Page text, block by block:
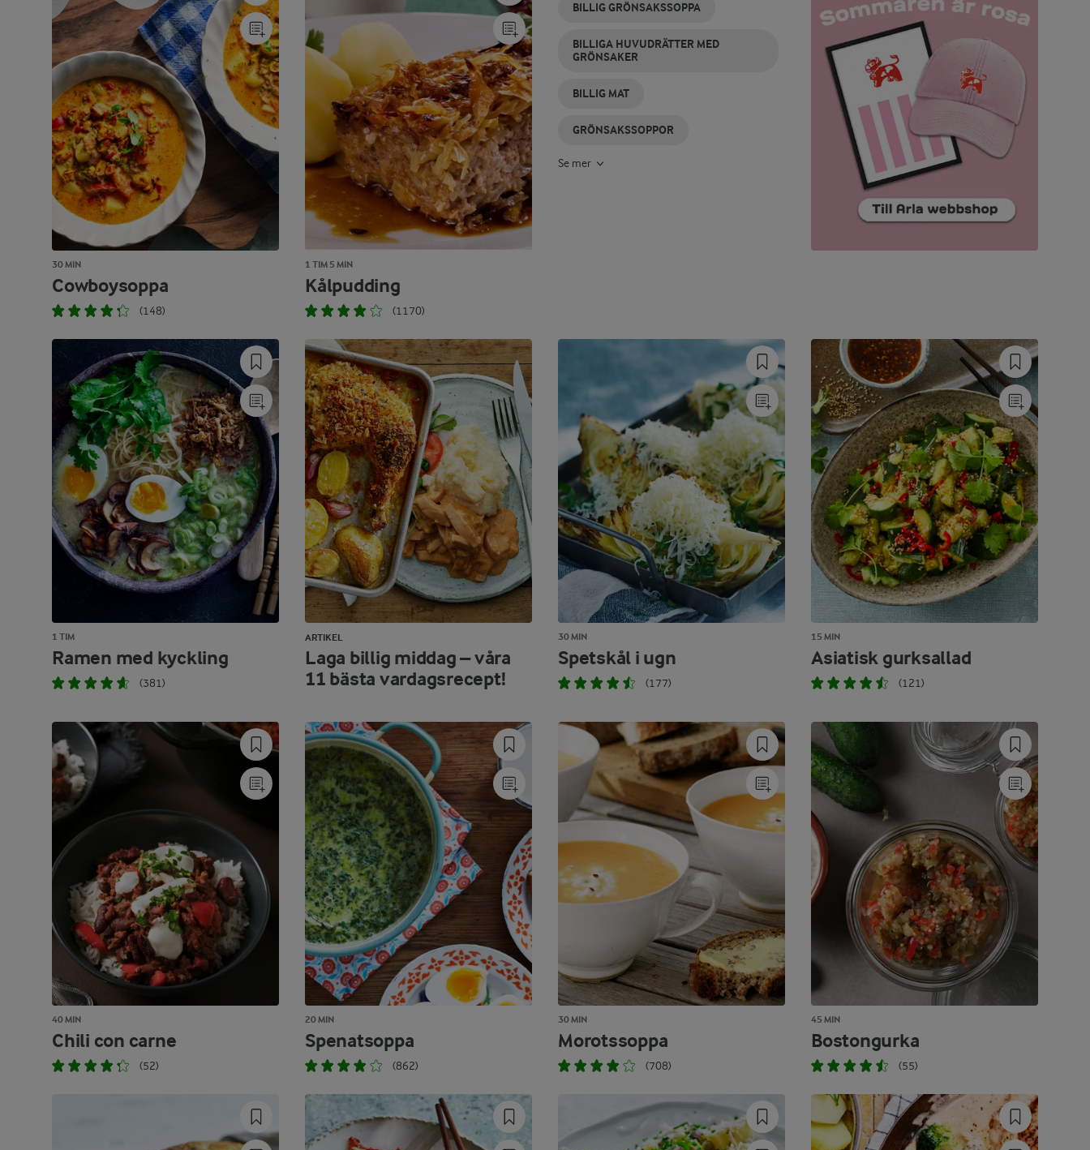
30 MIN
Cowboysoppa
(148)
1 TIM 5 MIN
Kålpudding
(1170)
BILLIG GRÖNSAKSSOPPA
BILLIGA HUVUDRÄTTER MED
GRÖNSAKER
BILLIG MAT
GRÖNSAKSSOPPOR
GRÖNSAKSRÄTTER
GRÖNSAKSBIFFAR
BILLIG
MIDDAG
KYCKLING
MED
GRÖNSAKER
GRÖNSAKSGRATÄNG
WOKGRÖNSAKER
Se mer
1 TIM
Ramen med kyckling
(381)
ARTIKEL
Laga billig middag – våra
11 bästa vardagsrecept!
30 MIN
Spetskål i ugn
(177)
15 MIN
Asiatisk gurksallad
(121)
40 MIN
Chili con carne
(52)
20 MIN
Spenatsoppa
(862)
30 MIN
Morotssoppa
(708)
45 MIN
Bostongurka
(55)